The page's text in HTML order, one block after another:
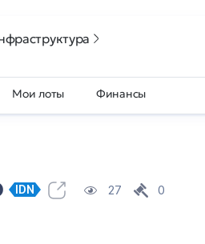
Мои лоты Финансы
IDN 27 0